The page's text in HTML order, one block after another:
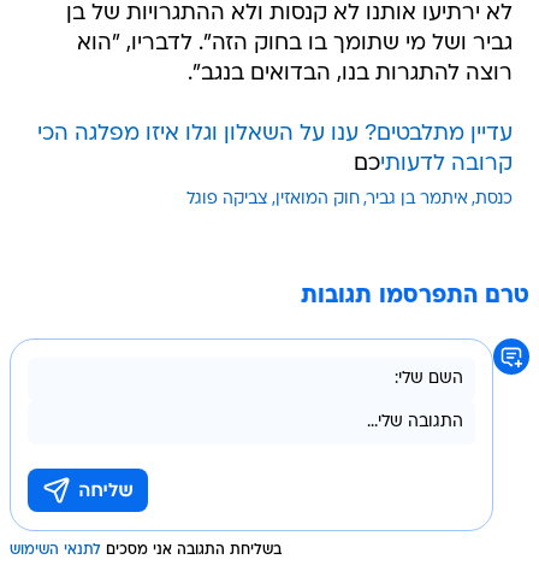
לא ירתיעו אותנו לא קנסות ולא ההתגרויות של בן
גביר ושל מי שתומך בו בחוק הזה". לדבריו, "הוא
רוצה להתגרות בנו, הבדואים בנגב".
עדיין מתלבטים? ענו על השאלון וגלו איזו מפלגה הכי
קרובה לדעותיכם
כנסת איתמר בן גביר חוק המואזין צביקה פוגל
טרם התפרסמו תגובות
בשליחת התגובה אני מסכים לתנאי השימוש